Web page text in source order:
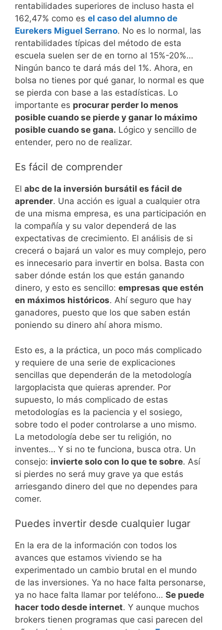
rentabilidades superiores de incluso hasta el
162,47% como es el caso del alumno de
Eurekers Miguel Serrano. No es lo normal, las
rentabilidades típicas del método de esta
escuela suelen ser de en torno al 15%-20%…
Ningún banco te dará más del 1%. Ahora, en
bolsa no tienes por qué ganar, lo normal es que
se pierda con base a las estadísticas. Lo
importante es procurar perder lo menos
posible cuando se pierde y ganar lo máximo
posible cuando se gana. Lógico y sencillo de
entender, pero no de realizar.
Es fácil de comprender
El abc de la inversión bursátil es fácil de
aprender. Una acción es igual a cualquier otra
de una misma empresa, es una participación en
la compañía y su valor dependerá de las
expectativas de crecimiento. El análisis de si
crecerá o bajará un valor es muy complejo, pero
es innecesario para invertir en bolsa. Basta con
saber dónde están los que están ganando
dinero, y esto es sencillo: empresas que estén
en máximos históricos. Ahí seguro que hay
ganadores, puesto que los que saben están
poniendo su dinero ahí ahora mismo.
Esto es, a la práctica, un poco más complicado
y requiere de una serie de explicaciones
sencillas que dependerán de la metodología
largoplacista que quieras aprender. Por
supuesto, lo más complicado de estas
metodologías es la paciencia y el sosiego,
sobre todo el poder controlarse a uno mismo.
La metodología debe ser tu religión, no
inventes… Y si no te funciona, busca otra. Un
consejo: invierte solo con lo que te sobre. Así
si pierdes no será muy grave ya que estás
arriesgando dinero del que no dependes para
comer.
Puedes invertir desde cualquier lugar
En la era de la información con todos los
avances que estamos viviendo se ha
experimentado un cambio brutal en el mundo
de las inversiones. Ya no hace falta personarse,
ya no hace falta llamar por teléfono… Se puede
hacer todo desde internet. Y aunque muchos
brokers tienen programas que casi parecen del